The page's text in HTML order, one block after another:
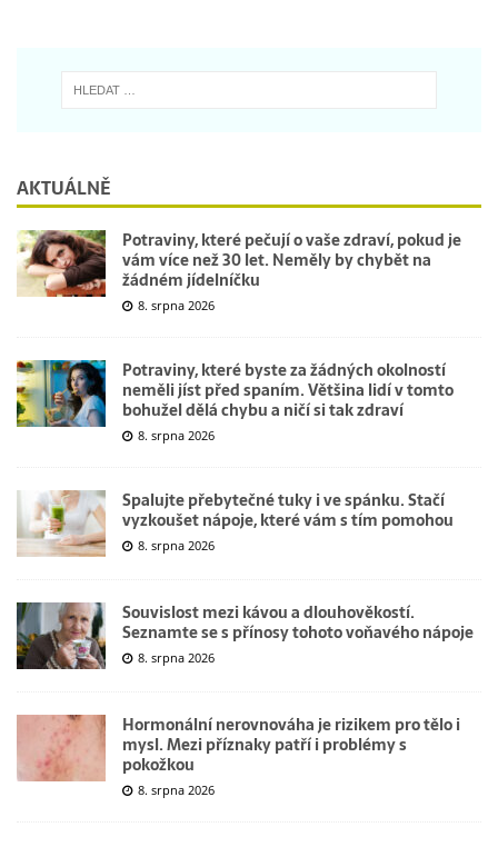
AKTUÁLNĚ
Potraviny, které pečují o vaše zdraví, pokud je
vám více než 30 let. Neměly by chybět na
žádném jídelníčku
8. srpna 2026
Potraviny, které byste za žádných okolností
neměli jíst před spaním. Většina lidí v tomto
bohužel dělá chybu a ničí si tak zdraví
8. srpna 2026
Spalujte přebytečné tuky i ve spánku. Stačí
vyzkoušet nápoje, které vám s tím pomohou
8. srpna 2026
Souvislost mezi kávou a dlouhověkostí.
Seznamte se s přínosy tohoto voňavého nápoje
8. srpna 2026
Hormonální nerovnováha je rizikem pro tělo i
mysl. Mezi příznaky patří i problémy s
pokožkou
8. srpna 2026